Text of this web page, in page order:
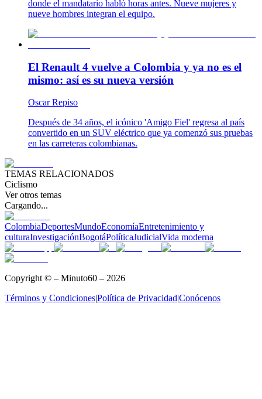
donde el mandatario habló horas antes. Nueve mujeres y
nueve hombres integran el equipo.
El Renault 4 vuelve a Colombia y ya no es el
mismo: así es su nueva versión
Oscar Repiso
Después de 34 años, el icónico 'Amigo Fiel' regresa al país
convertido en un SUV eléctrico que ya comenzó sus pruebas
en las carreteras colombianas.
TEMAS RELACIONADOS
Ciclismo
Ver otros temas
Cargando...
ColombiaDeportesMundoEconomíaEntretenimiento y
culturaInvestigaciónBogotáPolíticaJudicialVida moderna
Copyright © – Minuto60 – 2026
Términos y Condiciones|Política de Privacidad|Conócenos